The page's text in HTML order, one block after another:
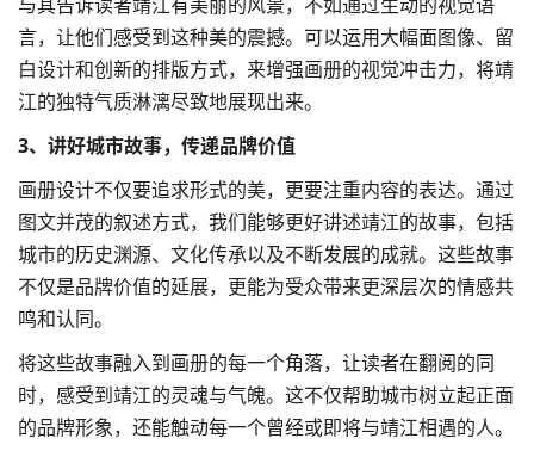
言，让他们感受到这种美的震撼。可以运用大幅面图像、留
白设计和创新的排版方式，来增强画册的视觉冲击力，将靖
江的独特气质淋漓尽致地展现出来。
3、讲好城市故事，传递品牌价值
画册设计不仅要追求形式的美，更要注重内容的表达。通过
图文并茂的叙述方式，我们能够更好讲述靖江的故事，包括
城市的历史渊源、文化传承以及不断发展的成就。这些故事
不仅是品牌价值的延展，更能为受众带来更深层次的情感共
鸣和认同。
将这些故事融入到画册的每一个角落，让读者在翻阅的同
时，感受到靖江的灵魂与气魄。这不仅帮助城市树立起正面
的品牌形象，还能触动每一个曾经或即将与靖江相遇的人。